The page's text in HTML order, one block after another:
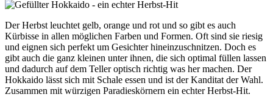
Der Herbst leuchtet gelb, orange und rot und so gibt es auch
Kürbisse in allen möglichen Farben und Formen. Oft sind sie riesig
und eignen sich perfekt um Gesichter hineinzuschnitzen. Doch es
gibt auch die ganz kleinen unter ihnen, die sich optimal füllen lassen
und dadurch auf dem Teller optisch richtig was her machen. Der
Hokkaido lässt sich mit Schale essen und ist der Kanditat der Wahl.
Zusammen mit würzigen Paradieskörnern ein echter Herbst-Hit.